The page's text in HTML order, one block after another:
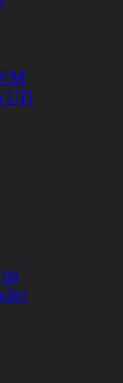
UD